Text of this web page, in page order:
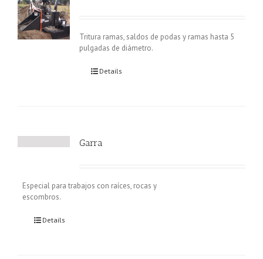
Tritura ramas, saldos de podas y ramas hasta 5
pulgadas de diámetro.
Details
Garra
Especial para trabajos con raíces, rocas y
escombros.
Details